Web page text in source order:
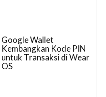
Google Wallet
Kembangkan Kode PIN
untuk Transaksi di Wear
OS